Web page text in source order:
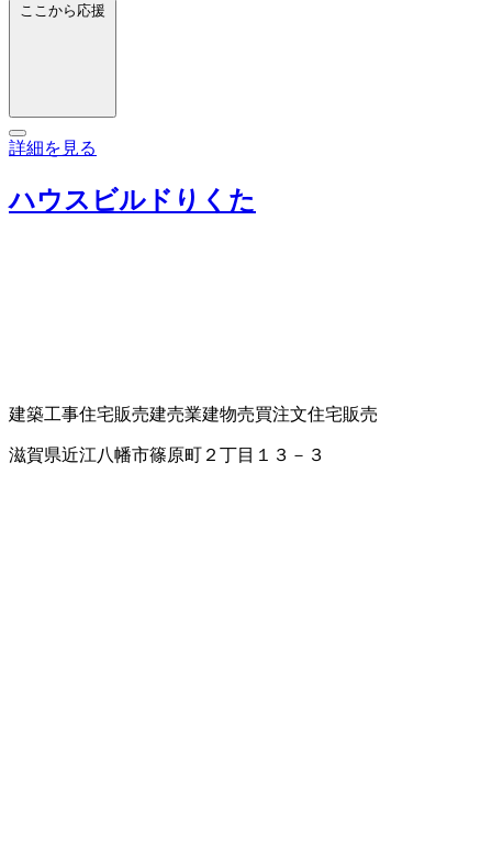
ここから応援
詳細を見る
ハウスビルドりくた
建築工事住宅販売建売業建物売買注文住宅販売
滋賀県近江八幡市篠原町２丁目１３－３